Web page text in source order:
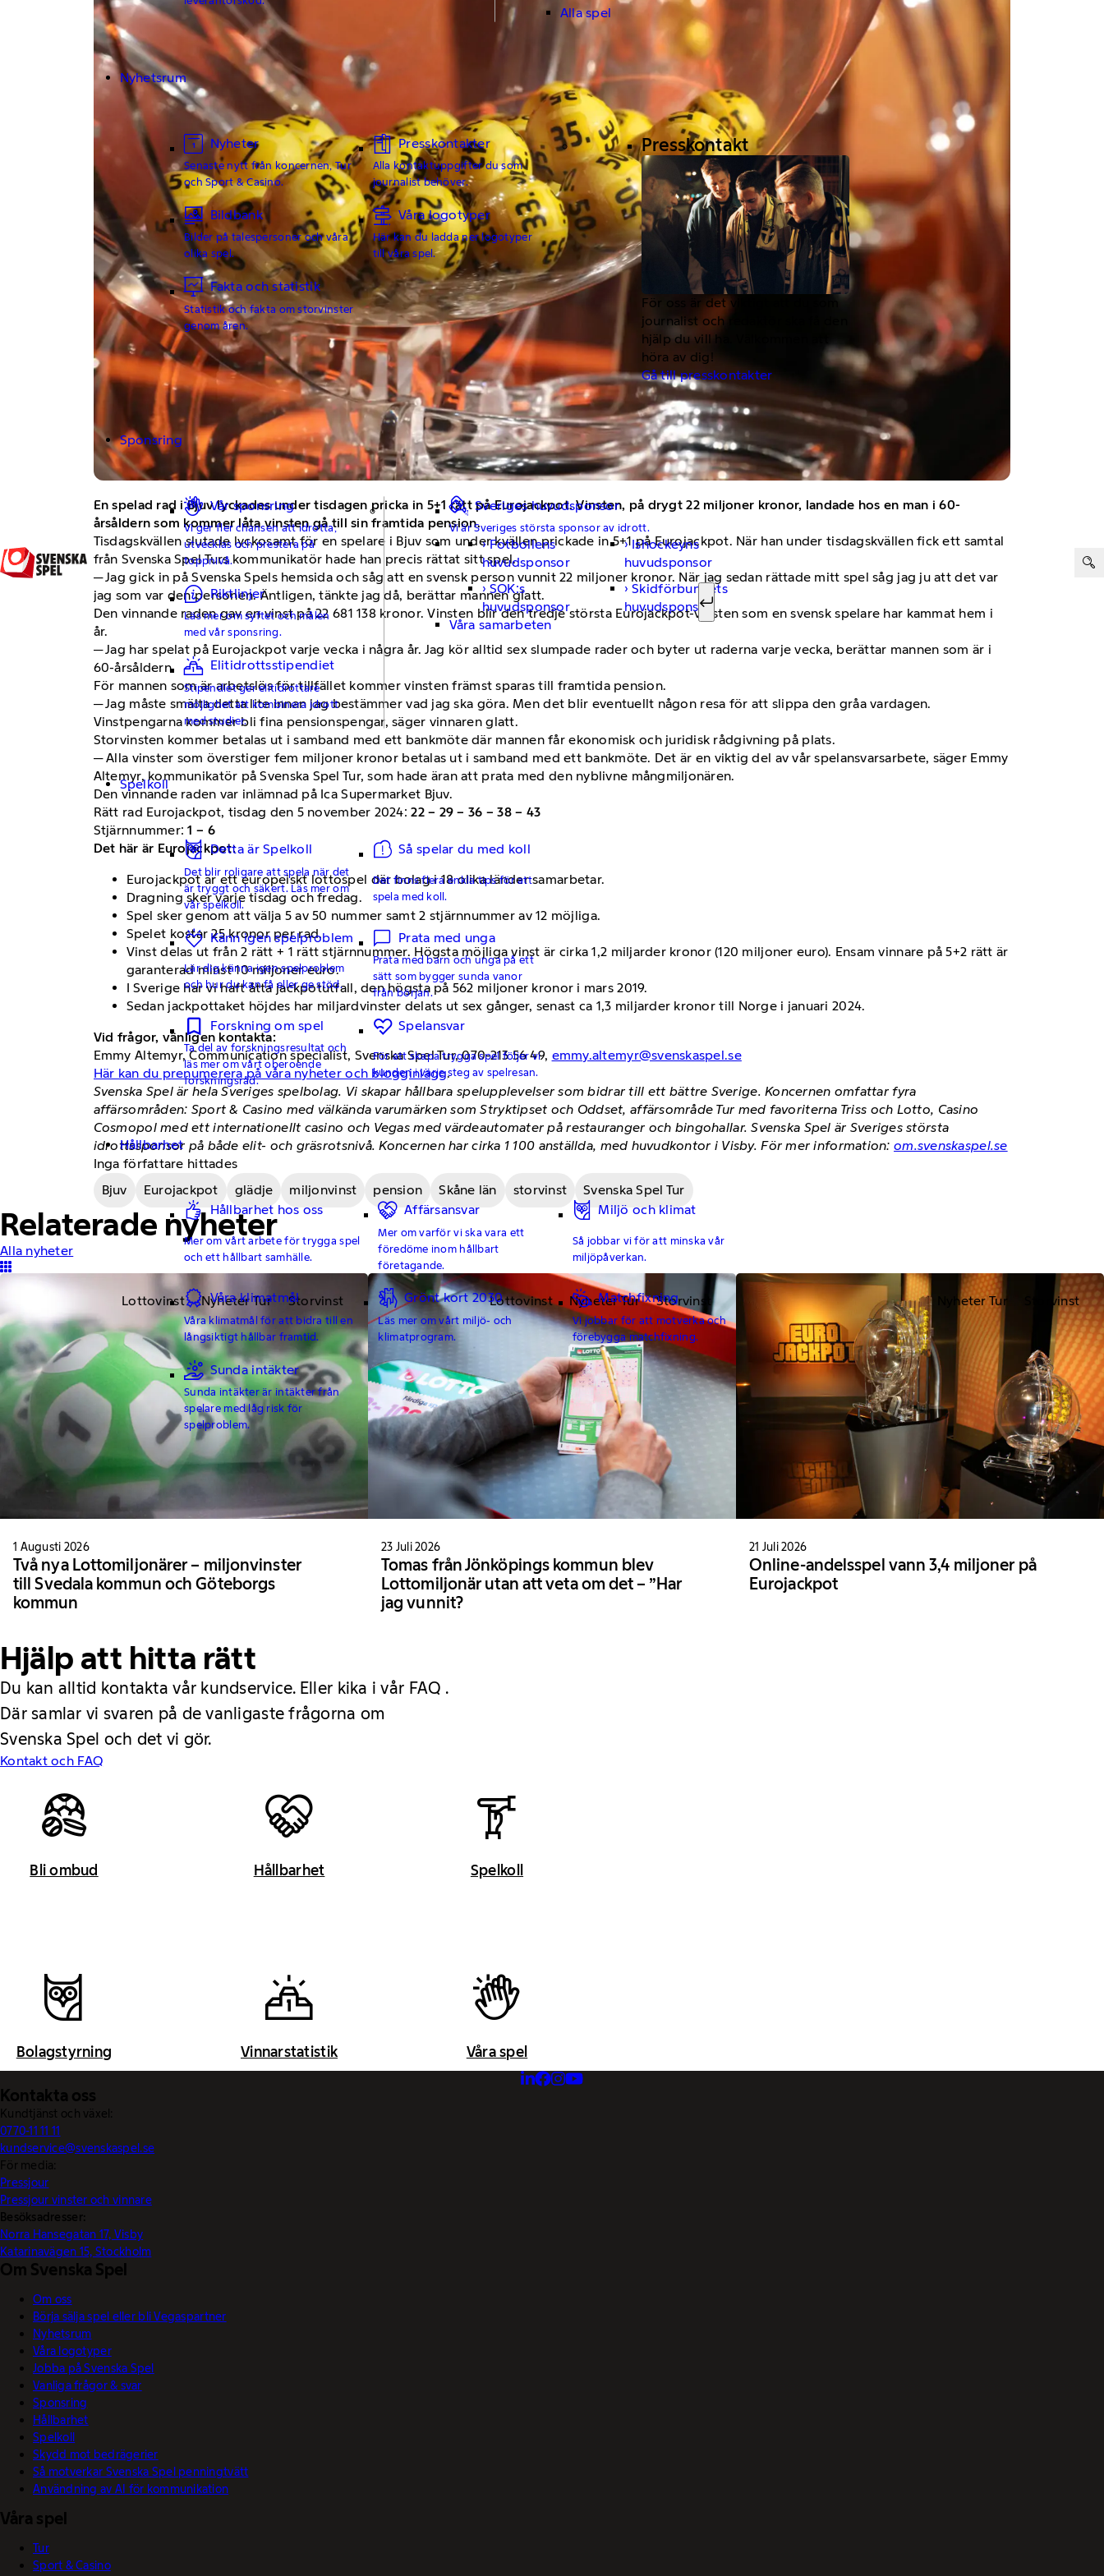
Alla spel
Nyhetsrum
Nyheter
Senaste nytt från koncernen, Tur
och Sport & Casino.
Presskontakter
Alla kontaktuppgifter du som
journalist behöver.
Bildbank
Bilder på talespersoner och våra
olika spel.
Våra logotyper
Här kan du ladda ner logotyper
till våra spel.
Fakta och statistik
Statistik och fakta om storvinster
genom åren.
Presskontakt
För oss är det viktigt att du som
journalist och redaktör ska få den
hjälp du vill ha. Välkommen att
höra av dig!
Gå till presskontakter
Sponsring
Vår sponsring
Vi ger fler chansen att idrotta,
utvecklas och prestera på
toppnivå.
Riktlinjer
Läs mer om syftet och målen
med vår sponsring.
Elitidrottsstipendiet
Stipendiet ger elitidrottare
möjlighet att kombinera idrott
med studier.
Sveriges huvudsponsor
Vi är Sveriges största sponsor av idrott.
Fotbollens
huvudsponsor
Ishockeyns
huvudsponsor
SOK:s
huvudsponsor
Skidförbundets
huvudsponsor
Våra samarbeten
Spelkoll
Detta är Spelkoll
Det blir roligare att spela när det
är tryggt och säkert. Läs mer om
vår spelkoll.
Så spelar du med koll
Det finns flera enkla tips för att
spela med koll.
Känn igen spelproblem
Lär dig känna igen spelproblem
och hur du kan få eller ge stöd.
Prata med unga
Prata med barn och unga på ett
sätt som bygger sunda vanor
från början.
Forskning om spel
Ta del av forskningsresultat och
läs mer om vårt oberoende
forskningsråd.
Spelansvar
För att skapa trygga spel följer vi
kunden i varje steg av spelresan.
Hållbarhet
Hållbarhet hos oss
Mer om vårt arbete för trygga spel
och ett hållbart samhälle.
Affärsansvar
Mer om varför vi ska vara ett
föredöme inom hållbart
företagande.
Miljö och klimat
Så jobbar vi för att minska vår
miljöpåverkan.
Våra klimatmål
Våra klimatmål för att bidra till en
långsiktigt hållbar framtid.
Grönt kort 2030
Läs mer om vårt miljö- och
klimatprogram.
Matchfixning
Vi jobbar för att motverka och
förebygga matchfixning.
Sunda intäkter
Sunda intäkter är intäkter från
spelare med låg risk för
spelproblem.
Sök efter:
Sök
En spelad rad i Bjuv lyckades under tisdagen pricka in 5+1 rätt på Eurojackpot. Vinsten, på drygt 22 miljoner kronor, landade hos en man i 60-
årsåldern som kommer låta vinsten gå till sin framtida pension.
Tisdagskvällen slutade lyckosamt för en spelare i Bjuv som under kvällen prickade in 5+1 på Eurojackpot. När han under tisdagskvällen fick ett samtal
från Svenska Spel Turs kommunikatör hade han precis rättat sitt spel.
─ Jag gick in på Svenska Spels hemsida och såg att en svensk person vunnit 22 miljoner kronor. När jag sedan rättade mitt spel såg jag ju att det var
jag som var den personen. Äntligen, tänkte jag då, berättar mannen glatt.
Den vinnande raden gav en vinst på 22 681 138 kronor. Vinsten blir den tredje största Eurojackpot-vinsten som en svensk spelare har kammat hem i
år.
─ Jag har spelat på Eurojackpot varje vecka i några år. Jag kör alltid sex slumpade rader och byter ut raderna varje vecka, berättar mannen som är i
60-årsåldern.
För mannen som är arbetslös för tillfället kommer vinsten främst sparas till framtida pension.
─ Jag måste smälta detta lite innan jag bestämmer vad jag ska göra. Men det blir eventuellt någon resa för att slippa den gråa vardagen.
Vinstpengarna kommer bli fina pensionspengar, säger vinnaren glatt.
Storvinsten kommer betalas ut i samband med ett bankmöte där mannen får ekonomisk och juridisk rådgivning på plats.
─ Alla vinster som överstiger fem miljoner kronor betalas ut i samband med ett bankmöte. Det är en viktig del av vår spelansvarsarbete, säger Emmy
Altemyr, kommunikatör på Svenska Spel Tur, som hade äran att prata med den nyblivne mångmiljonären.
Den vinnande raden var inlämnad på Ica Supermarket Bjuv.
Rätt rad Eurojackpot, tisdag den 5 november 2024:22 – 29 – 36 – 38 – 43
Stjärnnummer:1 – 6
Det här är Eurojackpot:
Eurojackpot är ett europeiskt lottospel där bolag i 18 olika länder samarbetar.
Dragning sker varje tisdag och fredag.
Spel sker genom att välja 5 av 50 nummer samt 2 stjärnnummer av 12 möjliga.
Spelet kostar 25 kronor per rad.
Vinst delas ut från 2 rätt + 1 rätt stjärnnummer. Högsta möjliga vinst är cirka 1,2 miljarder kronor (120 miljoner euro). Ensam vinnare på 5+2 rätt är
garanterad minst 10 miljoner euro.
I Sverige har vi haft åtta jackpotutfall, den högsta på 562 miljoner kronor i mars 2019.
Sedan jackpottaket höjdes har miljardvinster delats ut sex gånger, senast ca 1,3 miljarder kronor till Norge i januari 2024.
Vid frågor, vänligen kontakta:
Emmy Altemyr, Communication specialist, Svenska Spel Tur, 070-213 56 49, emmy.altemyr@svenskaspel.se
Här kan du prenumerera på våra nyheter och blogginlägg.
Svenska Spel är hela Sveriges spelbolag. Vi skapar hållbara spelupplevelser som bidrar till ett bättre Sverige. Koncernen omfattar fyra
affärsområden: Sport & Casino med välkända varumärken som Stryktipset och Oddset, affärsområde Tur med favoriterna Triss och Lotto, Casino
Cosmopol med ett internationellt casino och Vegas med värdeautomater på restauranger och bingohallar. Svenska Spel är Sveriges största
idrottssponsor på både elit- och gräsrotsnivå. Koncernen har cirka 1 100 anställda, med huvudkontor i Visby. För mer information:om.svenskaspel.se
Inga författare hittades
Bjuv
Eurojackpot glädje miljonvinst pension Skåne län storvinst Svenska Spel Tur
Relaterade nyheter
Alla nyheter
Lottovinst Nyheter Tur Storvinst
1 Augusti 2026
Två nya Lottomiljonärer – miljonvinster
till Svedala kommun och Göteborgs
kommun
Lottovinst Nyheter Tur Storvinst
23 Juli 2026
Tomas från Jönköpings kommun blev
Lottomiljonär utan att veta om det – ”Har
jag vunnit?
Nyheter Tur Storvinst
21 Juli 2026
Online-andelsspel vann 3,4 miljoner på
Eurojackpot
Hjälp att hitta rätt
Du kan alltid kontakta vår kundservice. Eller kika i vår FAQ .
Där samlar vi svaren på de vanligaste frågorna om
Svenska Spel och det vi gör.
Kontakt och FAQ
Bli ombud Hållbarhet Spelkoll
Bolagstyrning Vinnarstatistik Våra spel
Kontakta oss
Kundtjänst och växel:
0770-11 11 11
kundservice@svenskaspel.se
För media:
Pressjour
Pressjour vinster och vinnare
Besöksadresser:
Norra Hansegatan 17, Visby
Katarinavägen 15, Stockholm
Om Svenska Spel
Om oss
Börja sälja spel eller bli Vegaspartner
Nyhetsrum
Våra logotyper
Jobba på Svenska Spel
Vanliga frågor & svar
Sponsring
Hållbarhet
Spelkoll
Skydd mot bedrägerier
Så motverkar Svenska Spel penningtvätt
Användning av AI för kommunikation
Våra spel
Tur
Sport & Casino